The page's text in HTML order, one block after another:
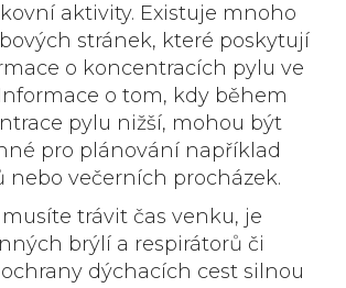
aktivity. Existuje mnoho
stránek, které poskytují
o koncentracích pylu ve
o tom, kdy během
pylu nižší, mohou být
pro plánování například
nebo večerních procházek.
trávit čas venku, je
brýlí a respirátorů či
dýchacích cest silnou